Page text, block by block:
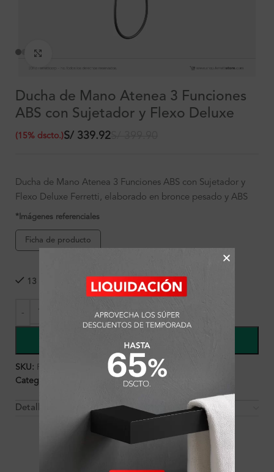
Ducha de Mano Atenea 3 Funciones
ABS con Sujetador y Flexo Deluxe
S/ 339.92
( 15% dscto.)
Ducha de Mano Atenea 3 Funciones ABS con Sujetador y
Flexo Deluxe Ferretti, elaborado en bronce pesado y ABS
*Imágenes referenciales
Ficha de producto
13 disponibles
COMPRAR
SKU: FA7805
Categorías:
Baño, Griferías
Detalles y Material
OTROS PRODUCTOS QUE PUEDEN